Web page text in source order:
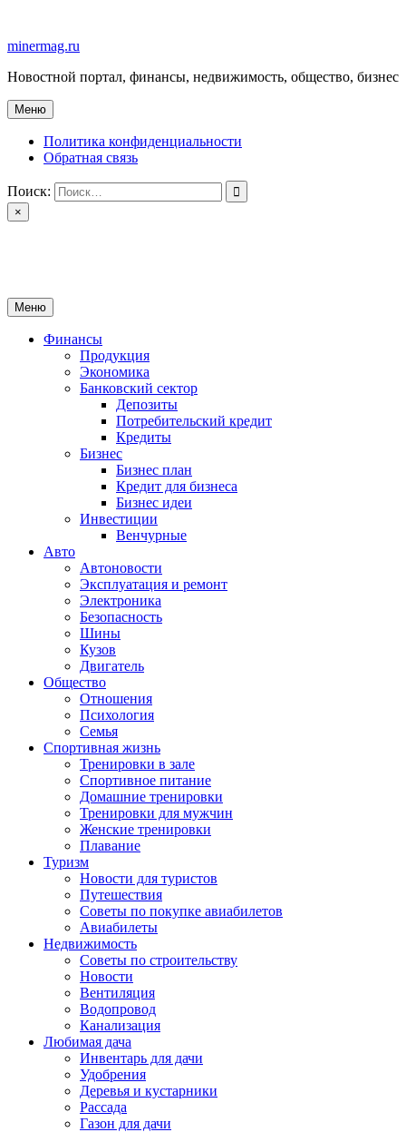
содержимому
minermag.ru
Новостной портал, финансы, недвижимость, общество, бизнес
Меню
Политика конфиденциальности
Обратная связь
Поиск:
×
Меню
Финансы
Продукция
Экономика
Банковский сектор
Депозиты
Потребительский кредит
Кредиты
Бизнес
Бизнес план
Кредит для бизнеса
Бизнес идеи
Инвестиции
Венчурные
Авто
Автоновости
Эксплуатация и ремонт
Электроника
Безопасность
Шины
Кузов
Двигатель
Общество
Отношения
Психология
Семья
Спортивная жизнь
Тренировки в зале
Спортивное питание
Домашние тренировки
Тренировки для мужчин
Женские тренировки
Плавание
Туризм
Новости для туристов
Путешествия
Советы по покупке авиабилетов
Авиабилеты
Недвижимость
Советы по строительству
Новости
Вентиляция
Водопровод
Канализация
Любимая дача
Инвентарь для дачи
Удобрения
Деревья и кустарники
Рассада
Газон для дачи